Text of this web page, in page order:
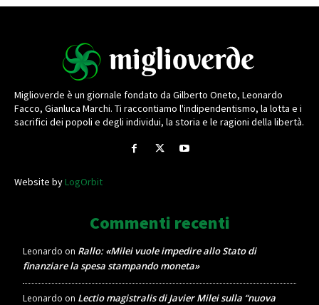
Miglioverde è un giornale fondato da Gilberto Oneto, Leonardo
Facco, Gianluca Marchi. Ti raccontiamo l'indipendentismo, la lotta e i
sacrifici dei popoli e degli individui, la storia e le ragioni della libertà.
Website byLogOrbit
Commenti recenti
Leonardo on Rallo: «Milei vuole impedire allo Stato di
finanziare la spesa stampando moneta»
Leonardo on Lectio magistralis di Javier Milei sulla “nuova